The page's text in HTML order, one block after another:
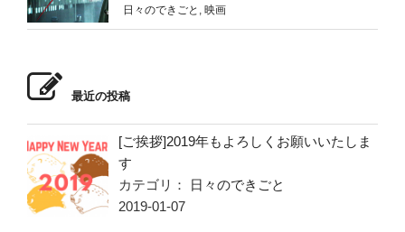
日々のできごと
映画
最近の投稿
[ご挨拶]2019年もよろしくお願いいたしま
す
カテゴリ：
日々のできごと
2019-01-07